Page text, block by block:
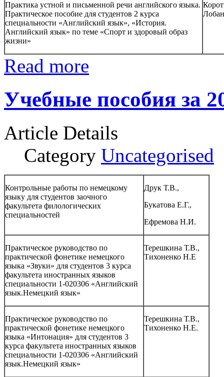
Практика устной и письменной речи английского языка.
Практическое пособие для студентов 2 курса
специальности «Английский язык», «История.
Английский язык» по теме «Спорт и здоровый образ
жизни»
Read more
Учебные пособия за
Article Details
Category Uncategorised
Контрольные работы по немецкому
языку для студентов заочного
факультета филологических
специальностей
Друк Т.В.,
Букатова Е.Г.,
Ефремова Н.И.
Практическое руководство по
практической фонетике немецкого
языка «Звуки» для студентов 3 курса
факультета иностранных языков
специальности 1-020306 «Английский
язык.Немецкий язык»
Терешкина Т.В.,
Тихоненко Н.Е
Практическое руководство по
практической фонетике немецкого
языка «Интонация» для студентов 3
курса факультета иностранных языков
специальности 1-020306 «Английский
язык.Немецкий язык»
Терешкина Т.В.,
Тихоненко Н.Е.